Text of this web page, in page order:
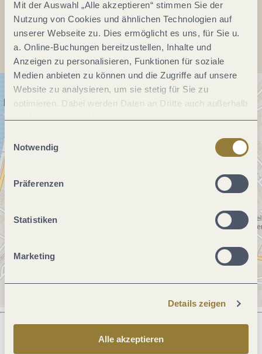
Mit der Auswahl „Alle akzeptieren“ stimmen Sie der
Nutzung von Cookies und ähnlichen Technologien auf
unserer Webseite zu. Dies ermöglicht es uns, für Sie u.
a. Online-Buchungen bereitzustellen, Inhalte und
Anzeigen zu personalisieren, Funktionen für soziale
Medien anbieten zu können und die Zugriffe auf unsere
Website zu analysieren, um sie stetig für Sie zu
optimieren. Dabei werden Daten an Dritte auch außerhalb
jederzeit widerrufen werden. Mit der Auswahl "Alle
ablehnen" kann es zu Beeinträchtigungen in der Nutzung
Notwendig
Präferenzen
Statistiken
Marketing
Details zeigen
Alle akzeptieren
Anreise planen
Was möchtest du als nächstes tun?